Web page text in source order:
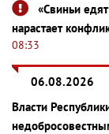
«Свиньи
нарастает
08:33
06.08.2026
Власти